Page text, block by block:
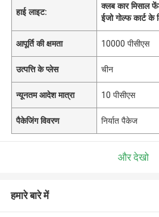
हाई लाइट:
क्लब कार मिसाल
ईजो गोल्फ कार्ट के
आपूर्ति की क्षमता 10000 पीसीएस
उत्पत्ति के प्लेस चीन
न्यूनतम आदेश मात्रा 10 पीसीएस
पैकेजिंग विवरण निर्यात पैकेज
और देखो
हमारे बारे में